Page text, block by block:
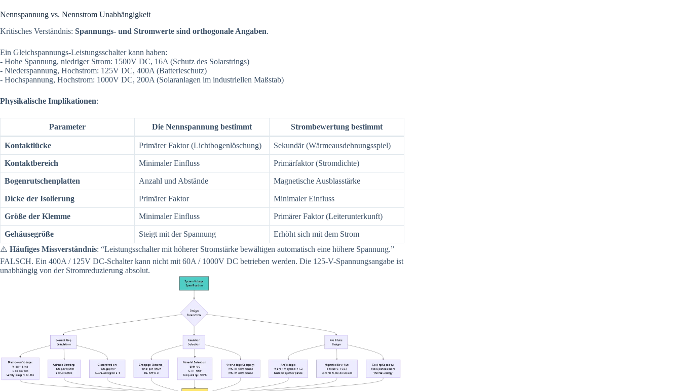
Nennspannung vs. Nennstrom Unabhängigkeit
Kritisches Verständnis: Spannungs- und Stromwerte sind orthogonale Angaben.
Ein Gleichspannungs-Leistungsschalter kann haben:
- Hohe Spannung, niedriger Strom: 1500V DC, 16A (Schutz des Solarstrings)
- Niederspannung, Hochstrom: 125V DC, 400A (Batterieschutz)
- Hochspannung, Hochstrom: 1000V DC, 200A (Solaranlagen im industriellen Maßstab)
Physikalische Implikationen:
Parameter Die Nennspannung bestimmt Strombewertung bestimmt
Kontaktlücke Primärer Faktor (Lichtbogenlöschung) Sekundär (Wärmeausdehnungsspiel)
Kontaktbereich Minimaler Einfluss Primärfaktor (Stromdichte)
Bogenrutschenplatten Anzahl und Abstände Magnetische Ausblasstärke
Dicke der Isolierung Primärer Faktor Minimaler Einfluss
Größe der Klemme Minimaler Einfluss Primärer Faktor (Leiterunterkunft)
Gehäusegröße Steigt mit der Spannung
Erhöht sich mit dem Strom
⚠️ Häufiges Missverständnis: “Leistungsschalter mit höherer Stromstärke bewältigen automatisch eine höhere Spannung.”
FALSCH. Ein 400A / 125V DC-Schalter kann nicht mit 60A / 1000V DC betrieben werden. Die 125-V-Spannungsangabe ist
unabhängig von der Stromreduzierung absolut.